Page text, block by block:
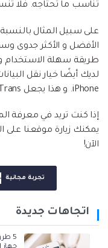
تناسب ما تحتاجه. فلا
طريقة سهلة الاستخدام
iPhone. و هذا يجعل MobileTrans خيارنا المفضل في القائمة.
يمكنك زيارة موقعنا على
الآن!
تجربة مجانية
اتجاهات جديدة